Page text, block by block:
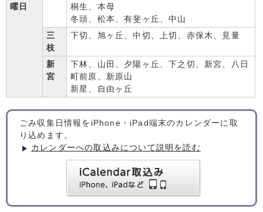
曜日
桐生、本母
冬頭、松本、有斐ヶ丘、中山
三
枝
下切、旭ヶ丘、中切、上切、赤保木、見量
新
宮
下林、山田、夕陽ヶ丘、下之切、新宮、八日
町前原、新原山
新星、自由ヶ丘
ごみ収集日情報をiPhone・iPad端末のカレンダーに取
り込めます。
カレンダーへの取込みについて説明を読む